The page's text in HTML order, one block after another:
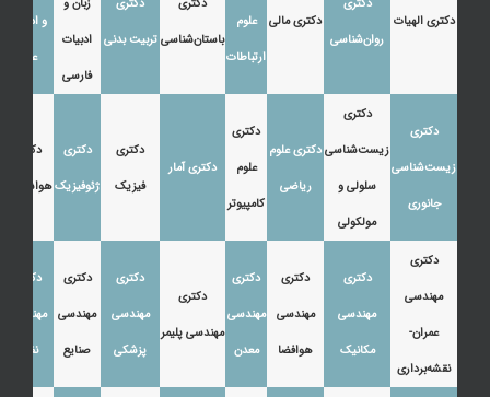
دکتری الهیات
دکتری
روان‌شناسی
دکتری مالی
علوم
ارتباطات
دکتری
باستان‌شناسی
دکتری
تربیت بدنی
زبان و
ادبیات
فارسی
و ادبیات
عرب
دکتری
زیست‌شناسی
جانوری
دکتری
زیست‌شناسی
سلولی و
مولکولی
دکتری علوم
ریاضی
دکتری
علوم
کامپیوتر
دکتری آمار
دکتری
فیزیک
دکتری
ژئوفیزیک
دکتری
هواشناسی
دکتری
مهندسی
عمران-
نقشه‌برداری
دکتری
مهندسی
مکانیک
دکتری
مهندسی
هوافضا
دکتری
مهندسی
معدن
دکتری
مهندسی پلیمر
دکتری
مهندسی
پزشکی
دکتری
مهندسی
صنایع
دکتری
مهندسی
نفت